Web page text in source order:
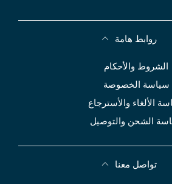
روابط هامة
الشروط والأحكام
سياسة الخصوصة
الألغاء والأسترجاع
الشحن والتوصيل
تواصل معنا